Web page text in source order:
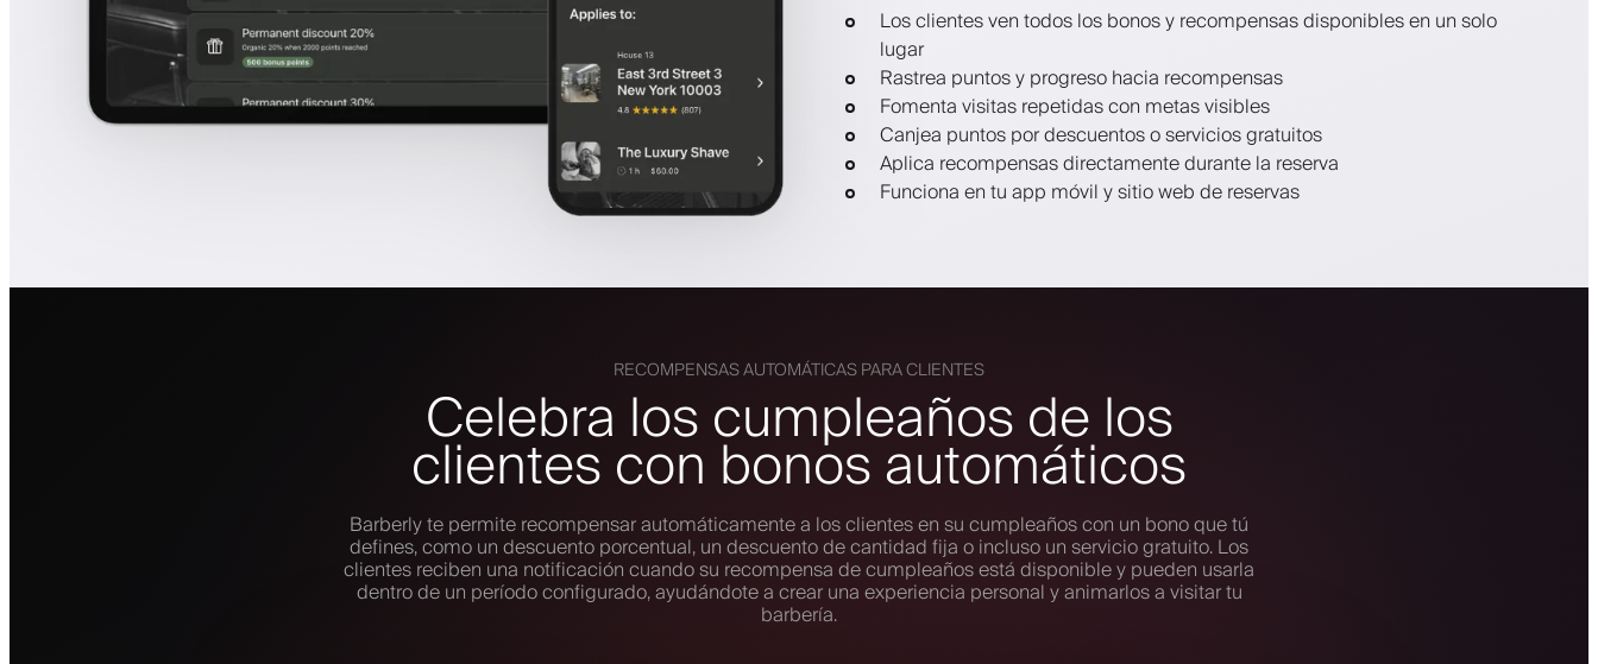
Los clientes ven todos los bonos y recompensas disponibles en un solo
lugar
Rastrea puntos y progreso hacia recompensas
Fomenta visitas repetidas con metas visibles
Canjea puntos por descuentos o servicios gratuitos
Aplica recompensas directamente durante la reserva
Funciona en tu app móvil y sitio web de reservas
RECOMPENSAS AUTOMÁTICAS PARA CLIENTES
Celebra los cumpleaños de los
clientes con bonos automáticos
Barberly te permite recompensar automáticamente a los clientes en su cumpleaños con un bono que tú
defines, como un descuento porcentual, un descuento de cantidad fija o incluso un servicio gratuito. Los
clientes reciben una notificación cuando su recompensa de cumpleaños está disponible y pueden usarla
dentro de un período configurado, ayudándote a crear una experiencia personal y animarlos a visitar tu
barbería.